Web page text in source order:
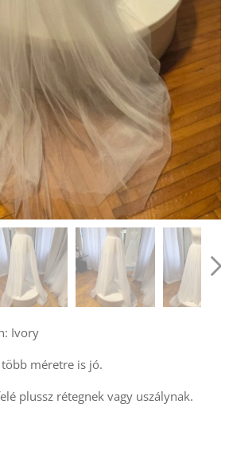
Ivory
méretre is jó.
plussz rétegnek vagy uszálynak.